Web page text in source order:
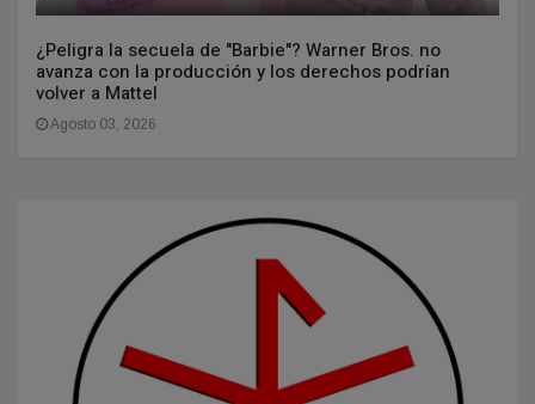
¿Peligra la secuela de "Barbie"? Warner Bros. no
avanza con la producción y los derechos podrían
volver a Mattel
Agosto 03, 2026